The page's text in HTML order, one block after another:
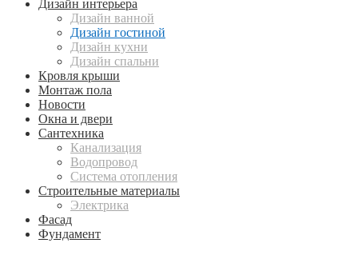
Дизайн интерьера
Дизайн ванной
Дизайн гостиной
Дизайн кухни
Дизайн спальни
Кровля крыши
Монтаж пола
Новости
Окна и двери
Сантехника
Канализация
Водопровод
Система отопления
Строительные материалы
Электрика
Фасад
Фундамент